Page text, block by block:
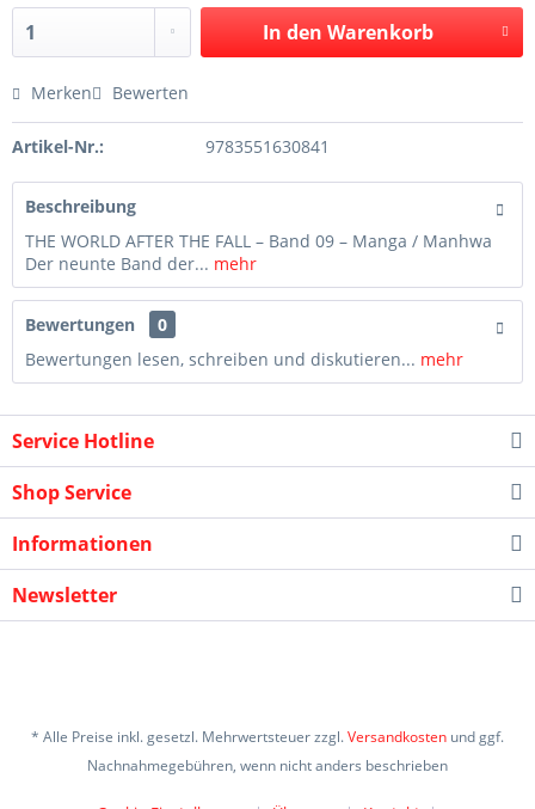
In den Warenkorb
Merken Bewerten
Artikel-Nr.: 9783551630841
Beschreibung
THE WORLD AFTER THE FALL – Band 09 – Manga / Manhwa
Der neunte Band der... mehr
Bewertungen
0
Bewertungen lesen, schreiben und diskutieren... mehr
Service Hotline
Shop Service
Informationen
Newsletter
* Alle Preise inkl. gesetzl. Mehrwertsteuer zzgl.Versandkosten und ggf.
Nachnahmegebühren, wenn nicht anders beschrieben